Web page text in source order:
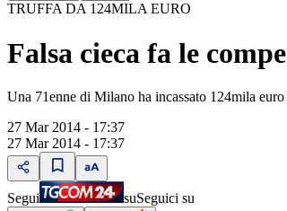
TRUFFA DA 124MILA EURO
Falsa cieca fa le
Una 71enne di Milano ha incassato 124mila
27 Mar 2014 - 17:37
27 Mar 2014 - 17:37
Segui suSeguici su